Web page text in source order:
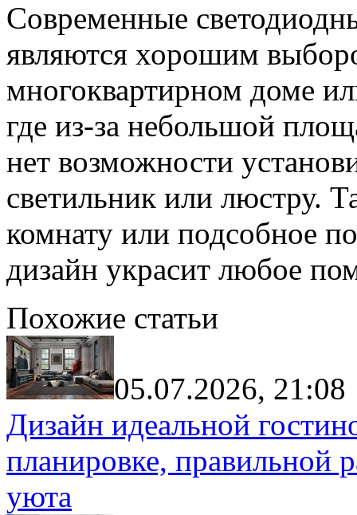
Современные
являются хорошим
многоквартирном доме
где из-за небольшой
нет возможности
светильник или люстру.
комнату или подсобное
дизайн украсит любое
Похожие статьи
05.07.2026, 21:08
Дизайн идеальной
планировке, правильной
уюта